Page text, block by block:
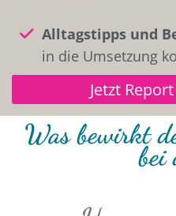
Alltagstipps und
in die Umsetzung
Jetzt
Was bewirkt